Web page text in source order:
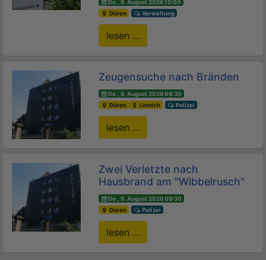
Do., 6. August 2026 15:00
Düren
Verwaltung
lesen ...
Zeugensuche nach Bränden
Do., 6. August 2026 09:30
Düren
Linnich Polizei
lesen ...
Zwei Verletzte nach
Hausbrand am "Wibbelrusch"
Do., 6. August 2026 09:30
Düren
Polizei
lesen ...